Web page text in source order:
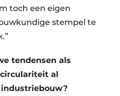
toch een eigen
stempel te
tendensen als
al